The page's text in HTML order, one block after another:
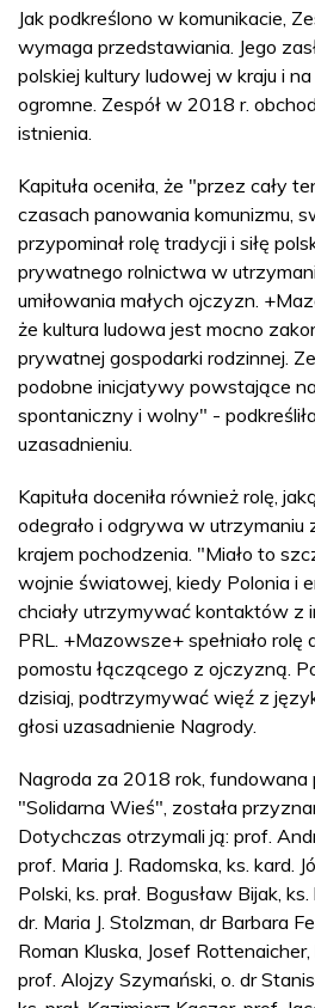
Jak podkreślono w komunikacie,
wymaga przedstawiania. Jego
polskiej kultury ludowej w kraju i
ogromne. Zespół w 2018 r.
istnienia.
Kapituła oceniła, że "przez cały
czasach panowania komunizmu,
przypominał rolę tradycji i siłę
prywatnego rolnictwa w
umiłowania małych ojczyzn.
że kultura ludowa jest mocno
prywatnej gospodarki rodzinnej.
podobne inicjatywy powstające
spontaniczny i wolny" -
uzasadnieniu.
Kapituła doceniła również rolę,
odegrało i odgrywa w utrzymaniu
krajem pochodzenia. "Miało to
wojnie światowej, kiedy Polonia i
chciały utrzymywać kontaktów z
PRL. +Mazowsze+ spełniało rolę
pomostu łączącego z ojczyzną.
dzisiaj, podtrzymywać więź z
głosi uzasadnienie Nagrody.
Nagroda za 2018 rok, fundowana
"Solidarna Wieś", została
Dotychczas otrzymali ją: prof.
prof. Maria J. Radomska, ks. kard.
Polski, ks. prał. Bogusław Bijak,
dr. Maria J. Stolzman, dr Barbara
Roman Kluska, Josef
prof. Alojzy Szymański, o. dr